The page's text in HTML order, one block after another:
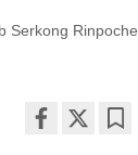
Serkong Rinpoche